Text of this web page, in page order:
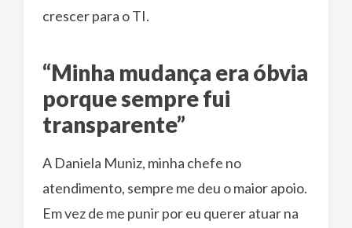
crescer para o TI.
“Minha mudança era óbvia
porque sempre fui
transparente”
A Daniela Muniz, minha chefe no
atendimento, sempre me deu o maior apoio.
Em vez de me punir por eu querer atuar na